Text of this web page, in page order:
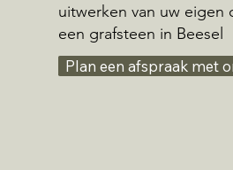
uitwerken van uw eigen
een grafsteen in Beesel
Plan een afspraak met